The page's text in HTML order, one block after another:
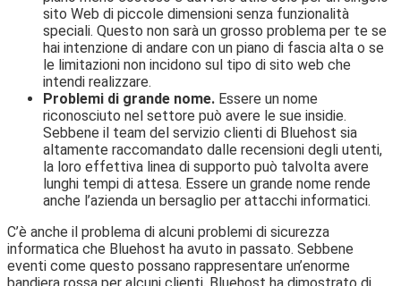
sito Web di piccole dimensioni senza funzionalità
speciali. Questo non sarà un grosso problema per te se
hai intenzione di andare con un piano di fascia alta o se
le limitazioni non incidono sul tipo di sito web che
intendi realizzare.
Problemi di grande nome. Essere un nome
riconosciuto nel settore può avere le sue insidie.
Sebbene il team del servizio clienti di Bluehost sia
altamente raccomandato dalle recensioni degli utenti,
la loro effettiva linea di supporto può talvolta avere
lunghi tempi di attesa. Essere un grande nome rende
anche l’azienda un bersaglio per attacchi informatici.
C’è anche il problema di alcuni problemi di sicurezza
informatica che Bluehost ha avuto in passato. Sebbene
eventi come questo possano rappresentare un’enorme
bandiera rossa per alcuni clienti, Bluehost ha dimostrato di